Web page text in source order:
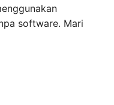
software. Mari